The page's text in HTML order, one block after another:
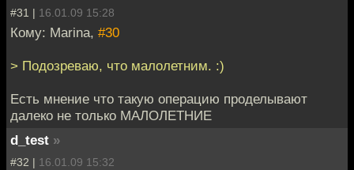
#31 | 16.01.09 15:28
Кому: Marina, #30
> Подозреваю, что малолетним. :)
Есть мнение что такую операцию проделывают
далеко не только МАЛОЛЕТНИЕ
d_test »
#32 | 16.01.09 15:32